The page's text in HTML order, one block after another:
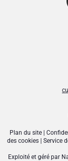
Plan du site
des cookies| Service
Exploité et géré par